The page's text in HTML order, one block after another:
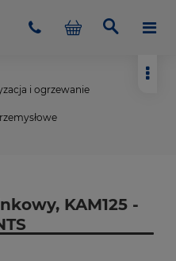
i ogrzewanie
KAM125 -